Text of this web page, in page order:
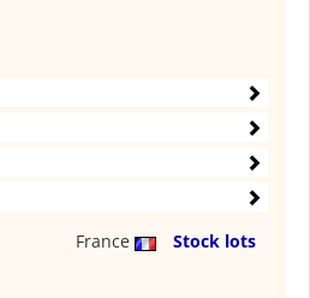
France
Stock lots